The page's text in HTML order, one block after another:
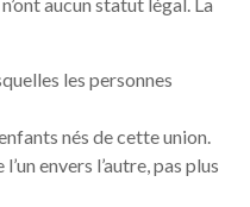
aucun statut légal. La
les personnes
nés de cette union.
envers l’autre, pas plus